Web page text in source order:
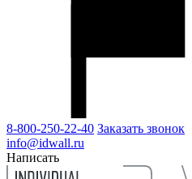
8-800-250-22-40 Заказать звонок
info@idwall.ru
Написать